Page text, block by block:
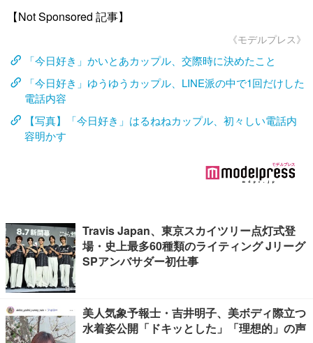
【Not Sponsored 記事】
《モデルプレス》
「今日好き」かいとあカップル、交際時に決めたこと
「今日好き」ゆうゆうカップル、LINE派の中で1回だけした
電話内容
【写真】「今日好き」はるねねカップル、初々しい電話内
容明かす
Travis Japan、東京スカイツリー点灯式登
場・史上最多60種類のライティング Jリーグ
SPアンバサダー初仕事
美人気象予報士・吉井明子、美ボディ際立つ
水着姿公開「ドキッとした」「理想的」の声